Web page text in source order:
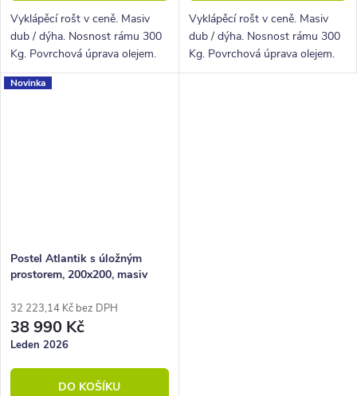
Vyklápěcí rošt v ceně. Masiv
dub / dýha. Nosnost rámu 300
Kg. Povrchová úprava olejem.
Vyklápěcí rošt v ceně. Masiv
dub / dýha. Nosnost rámu 300
Kg. Povrchová úprava olejem.
Novinka
Postel Atlantik s úložným
prostorem, 200x200, masiv
32 223,14 Kč bez DPH
38 990 Kč
Leden 2026
DO KOŠÍKU